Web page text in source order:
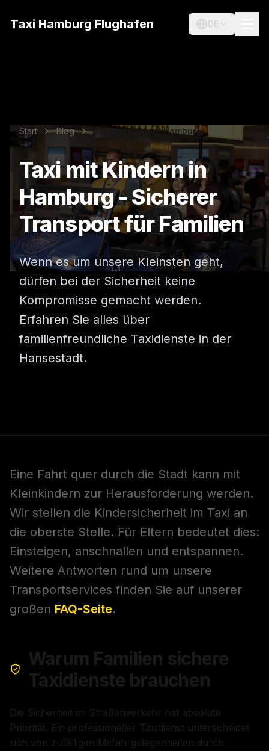
Taxi Hamburg Flughafen DE
Start Blog Taxi mit Kindern Hamburg
Taxi mit Kindern in
Hamburg - Sicherer
Transport für Familien
Wenn es um unsere Kleinsten geht,
dürfen bei der Sicherheit keine
Kompromisse gemacht werden.
Erfahren Sie alles über
familienfreundliche Taxidienste in der
Hansestadt.
Eine Fahrt quer durch die Stadt kann mit
Kleinkindern zur Herausforderung werden.
Wir stellen die Kindersicherheit im Taxi an
die oberste Stelle. Für Eltern bedeutet dies:
Einsteigen, anschnallen und entspannen.
Weitere Antworten rund um unsere
Transportservices finden Sie auf unserer
großen FAQ-Seite.
Warum Familien sichere
Taxidienste brauchen
Die Sicherheit im Straßenverkehr hat absolute
Priorität. Ein professioneller Taxidienst unterscheidet
sich von zufälligen Mitfahrgelegenheiten durch